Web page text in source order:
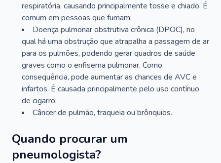
respiratória, causando principalmente tosse e chiado. É
comum em pessoas que fumam;
Doença pulmonar obstrutiva crônica (DPOC), no
qual há uma obstrução que atrapalha a passagem de ar
para os pulmões, podendo gerar quadros de saúde
graves como o enfisema pulmonar. Como
consequência, pode aumentar as chances de AVC e
infartos. É causada principalmente pelo uso contínuo
de cigarro;
Câncer de pulmão, traqueia ou brônquios.
Quando procurar um
pneumologista?